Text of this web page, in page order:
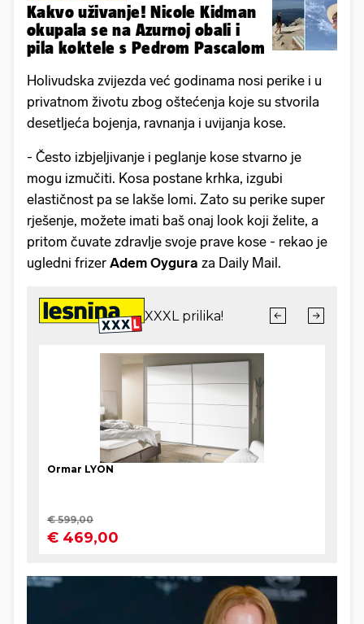
Kakvo uživanje! Nicole Kidman
okupala se na Azurnoj obali i
pila koktele s Pedrom Pascalom
Holivudska zvijezda već godinama nosi perike i u
privatnom životu zbog oštećenja koje su stvorila
desetljeća bojenja, ravnanja i uvijanja kose.
- Često izbjeljivanje i peglanje kose stvarno je
mogu izmučiti. Kosa postane krhka, izgubi
elastičnost pa se lakše lomi. Zato su perike super
rješenje, možete imati baš onaj look koji želite, a
pritom čuvate zdravlje svoje prave kose - rekao je
ugledni frizer Adem Oygura za Daily Mail.